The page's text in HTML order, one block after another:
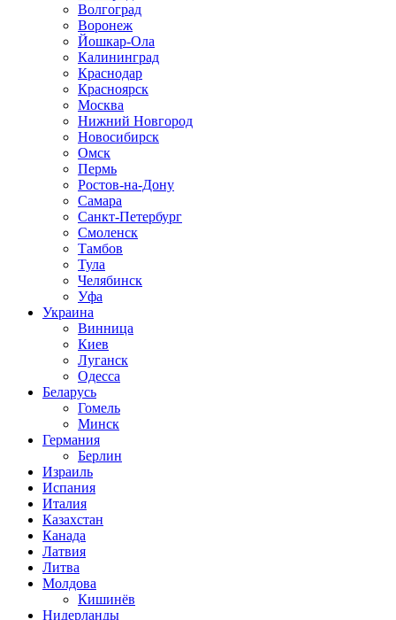
Волгоград
Воронеж
Йошкар-Ола
Калининград
Краснодар
Красноярск
Москва
Нижний Новгород
Новосибирск
Омск
Пермь
Ростов-на-Дону
Самара
Санкт-Петербург
Смоленск
Тамбов
Тула
Челябинск
Уфа
Украина
Винница
Киев
Луганск
Одесса
Беларусь
Гомель
Минск
Германия
Берлин
Израиль
Испания
Италия
Казахстан
Канада
Латвия
Литва
Молдова
Кишинёв
Нидерланды